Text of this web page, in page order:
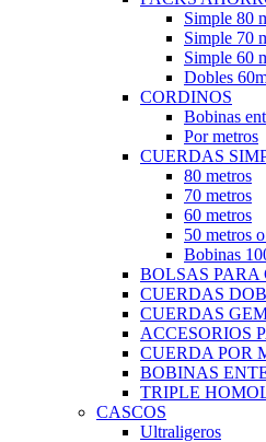
Simple 80
Simple 70
Simple 60
Dobles
CORDINOS
Bobinas
Por metros
CUERDAS
80 metros
70 metros
60 metros
50 metros
Bobinas
BOLSAS PARA
CUERDAS
CUERDAS
ACCESORIOS
CUERDA POR
BOBINAS
TRIPLE
CASCOS
Ultraligeros